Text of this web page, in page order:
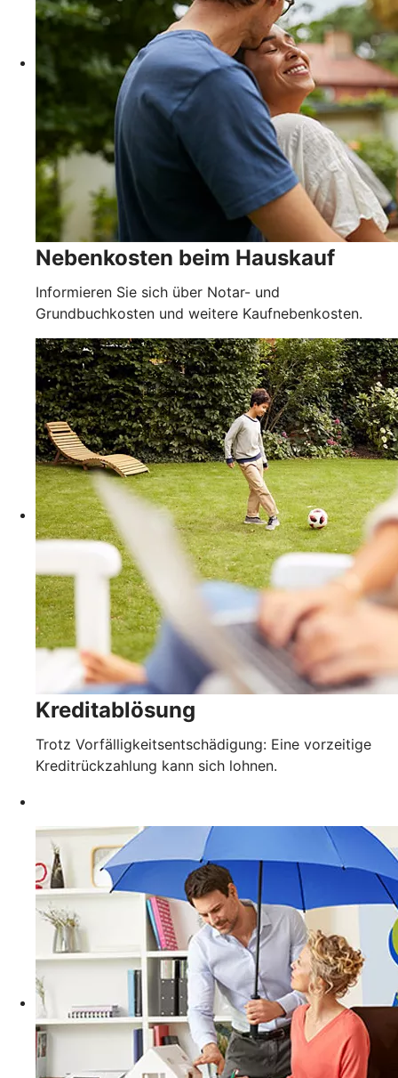
Nebenkosten beim Hauskauf
Informieren Sie sich über Notar- und
Grundbuchkosten und weitere Kaufnebenkosten.
Kreditablösung
Trotz Vorfälligkeitsentschädigung: Eine vorzeitige
Kreditrückzahlung kann sich lohnen.